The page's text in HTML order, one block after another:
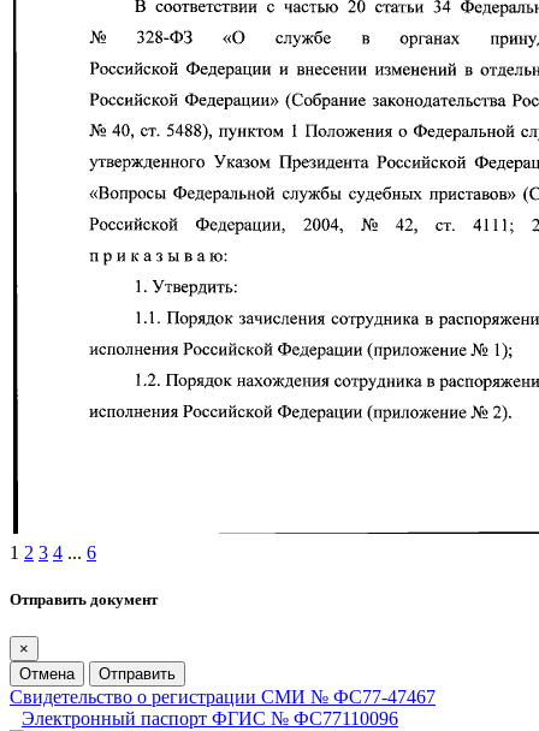
1 2 3 4 ... 6
Отправить документ
×
Отмена
Отправить
Свидетельство о регистрации СМИ № ФС77-47467
Электронный паспорт ФГИС № ФС77110096